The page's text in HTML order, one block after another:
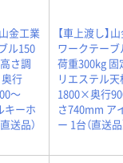
金工業
ル150
さ調
行
～
キーホ
送品）
【車上渡し】
ワークテーブ
荷重300kg 固
リエステル天
1800×奥行
さ740mm ア
ー 1台（直送品